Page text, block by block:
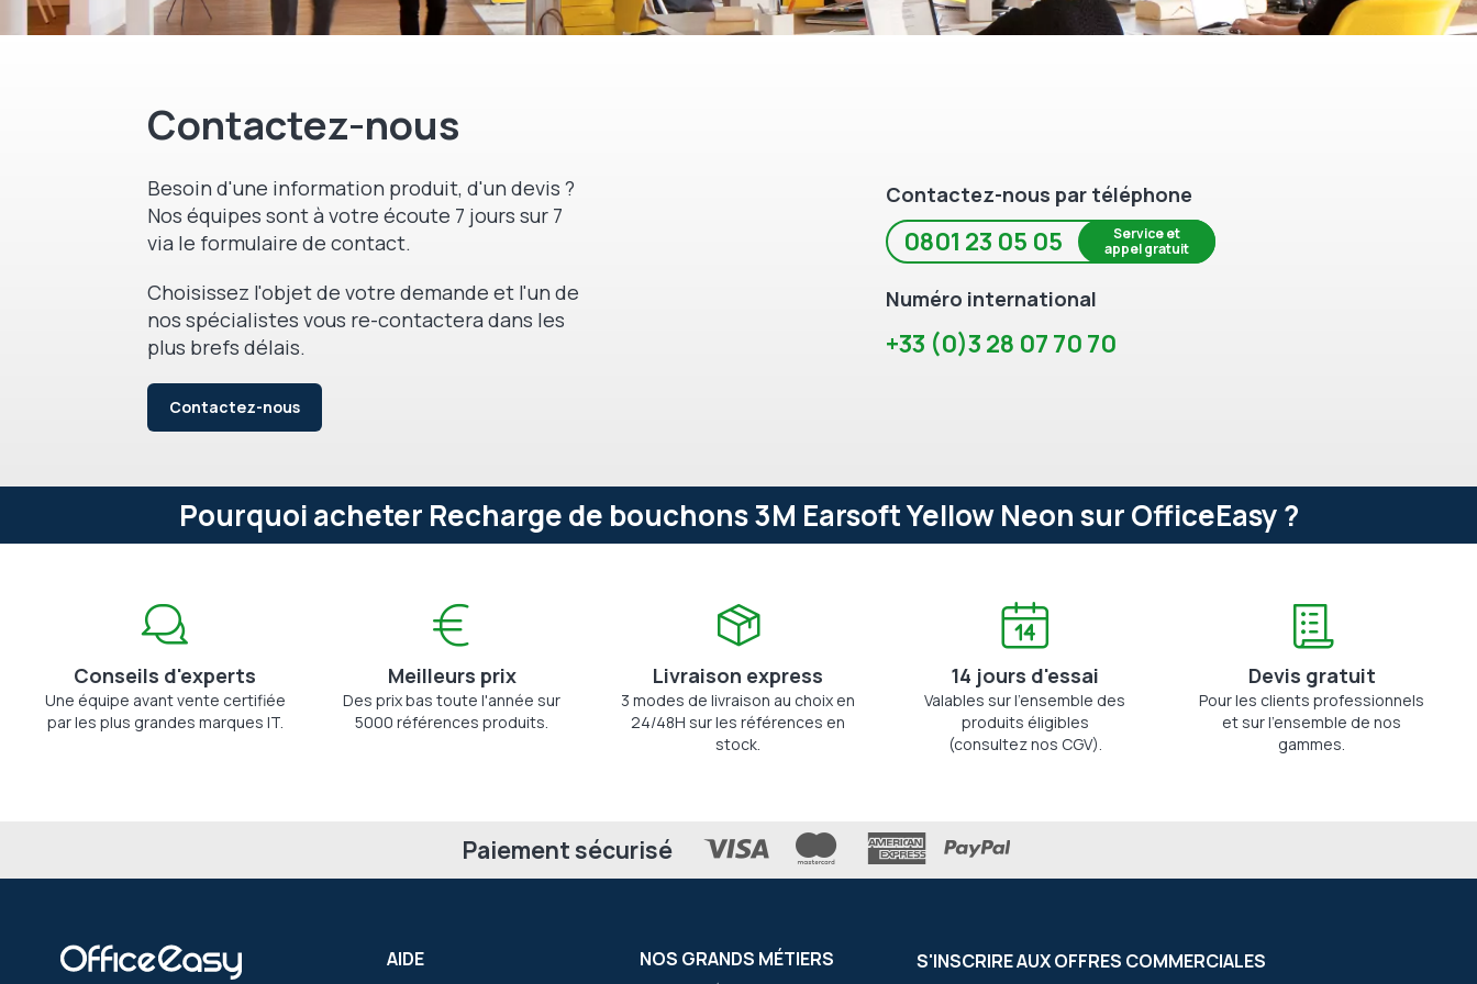
Contactez-nous
Besoin d'une information produit, d'un devis ?
Nos équipes sont à votre écoute 7 jours sur 7
via le formulaire de contact.
Choisissez l'objet de votre demande et l'un de
nos spécialistes vous re-contactera dans les
plus brefs délais.
Contactez-nous
Contactez-nous par téléphone
0801 23 05 05
Service et
appel gratuit
Numéro international
+33 (0)3 28 07 70 70
Pourquoi acheter Recharge de bouchons 3M Earsoft Yellow Neon sur OfficeEasy ?
Conseils d'experts
Une équipe avant vente certifiée
par les plus grandes marques IT.
Meilleurs prix
Des prix bas toute l'année sur
5000 références produits.
Livraison express
3 modes de livraison au choix en
24/48H sur les références en
stock.
14 jours d'essai
Valables sur l'ensemble des
produits éligibles
(consultez nos CGV).
Devis gratuit
Pour les clients professionnels
et sur l'ensemble de nos
gammes.
Paiement sécurisé
AIDE NOS GRANDS MÉTIERS S'INSCRIRE AUX OFFRES COMMERCIALES